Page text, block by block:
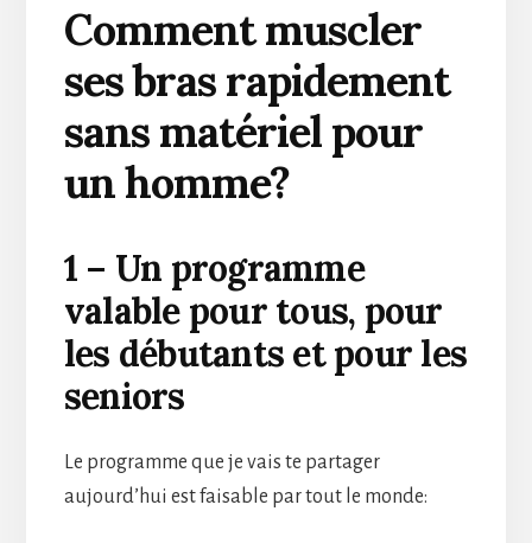
Comment muscler
ses bras rapidement
sans matériel pour
un homme?
1 – Un programme
valable pour tous, pour
les débutants et pour les
seniors
Le programme que je vais te partager
aujourd’hui est faisable par tout le monde: